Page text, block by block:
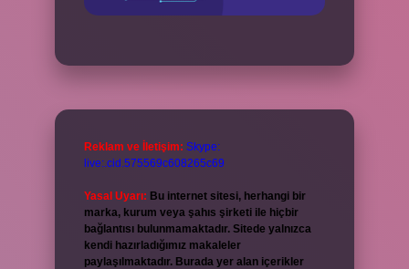
Reklam ve İletişim: Skype:
live:.cid.575569c608265c69
Yasal Uyarı: Bu internet sitesi, herhangi bir
marka, kurum veya şahıs şirketi ile hiçbir
bağlantısı bulunmamaktadır. Sitede yalnızca
kendi hazırladığımız makaleler
paylaşılmaktadır. Burada yer alan içerikler